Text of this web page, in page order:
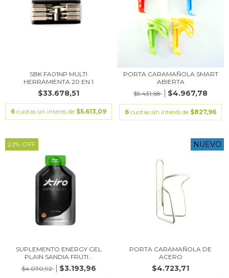
SBK FA01NP MULTI
HERRAMIENTA 20 EN 1
$33.678,51
6 cuotas sin interés de $5.613,09
PORTA CARAMAÑOLA SMART
ABIERTA
$5.431,68
$4.967,78
6 cuotas sin interés de $827,96
22% OFF
SUPLEMENTO ENERGY GEL
PLAIN SANDIA FRUTI...
$4.070,92
$3.193,96
NUEVO
PORTA CARAMAÑOLA DE
ACERO
$4.723,71